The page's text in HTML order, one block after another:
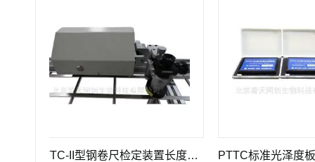
PTTC-II型钢卷尺检定装置长度计量仪器 PTTC标准光泽度板-光学